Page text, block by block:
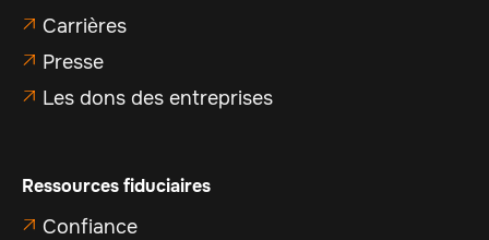
 Carrières
 Presse
 Les dons des entreprises
Ressources fiduciaires
 Confiance